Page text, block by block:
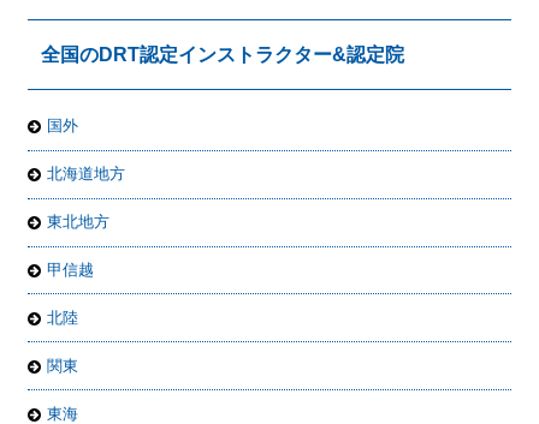
全国のDRT認定インストラクター&認定院
国外
北海道地方
東北地方
甲信越
北陸
関東
東海